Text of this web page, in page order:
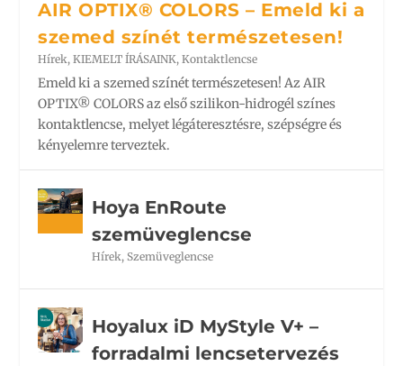
AIR OPTIX® COLORS – Emeld ki a
szemed színét természetesen!
Hírek,KIEMELT ÍRÁSAINK,Kontaktlencse
Emeld ki a szemed színét természetesen! Az AIR
OPTIX® COLORS az első szilikon-hidrogél színes
kontaktlencse, melyet légáteresztésre, szépségre és
kényelemre terveztek.
Hoya EnRoute
szemüveglencse
Hírek, Szemüveglencse
Hoyalux iD MyStyle V+ –
forradalmi lencsetervezés